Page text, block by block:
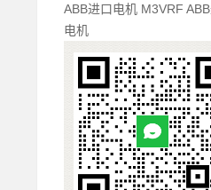
ABB进口电机 M3VRF
电机